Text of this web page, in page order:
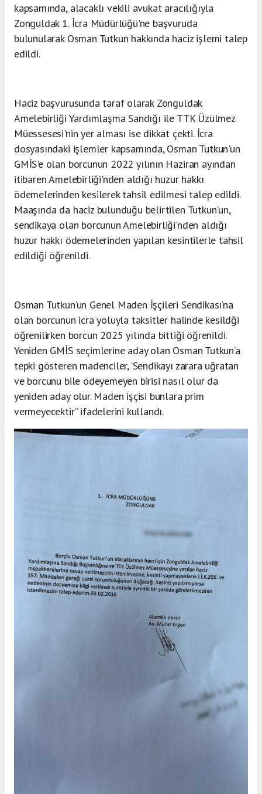
kapsamında, alacaklı vekili avukat aracılığıyla
Zonguldak 1. İcra Müdürlüğü'ne başvuruda
bulunularak Osman Tutkun hakkında haciz işlemi talep
edildi.
Haciz başvurusunda taraf olarak Zonguldak
Amelebirliği Yardımlaşma Sandığı ile TTK Üzülmez
Müessesesi'nin yer alması ise dikkat çekti. İcra
dosyasındaki işlemler kapsamında, Osman Tutkun'un
GMİS'e olan borcunun 2022 yılının Haziran ayından
itibaren Amelebirliği'nden aldığı huzur hakkı
ödemelerinden kesilerek tahsil edilmesi talep edildi.
Maaşında da haciz bulunduğu belirtilen Tutkun'un,
sendikaya olan borcunun Amelebirliği'nden aldığı
huzur hakkı ödemelerinden yapılan kesintilerle tahsil
edildiği öğrenildi.
Osman Tutkun’un Genel Maden İşçileri Sendikası’na
olan borcunun icra yoluyla taksitler halinde kesildği
öğrenilirken borcun 2025 yılında bittiği öğrenildi.
Yeniden GMİS seçimlerine aday olan Osman Tutkun’a
tepki gösteren madenciler, ‘Sendikayı zarara uğratan
ve borcunu bile ödeyemeyen birisi nasıl olur da
yeniden aday olur. Maden işçisi bunlara prim
vermeyecektir” ifadelerini kullandı.